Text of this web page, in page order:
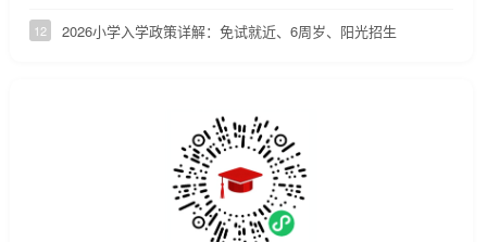
12 2026小学入学政策详解：免试就近、6周岁、阳光招生